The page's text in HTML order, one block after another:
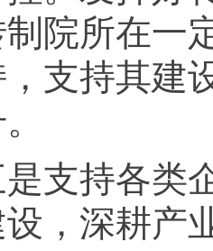
院所在一
支持其建
持各类企
，深耕产